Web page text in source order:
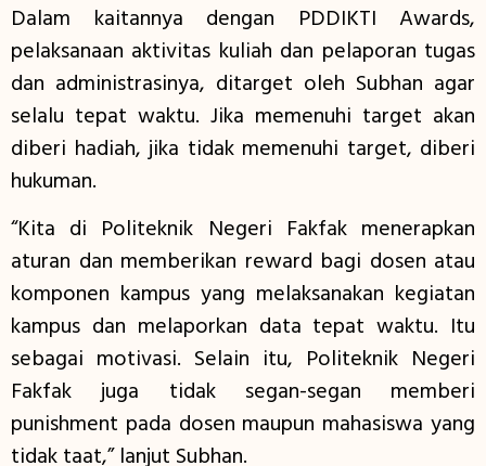
Dalam kaitannya dengan PDDIKTI Awards,
pelaksanaan aktivitas kuliah dan pelaporan tugas
dan administrasinya, ditarget oleh Subhan agar
selalu tepat waktu. Jika memenuhi target akan
diberi hadiah, jika tidak memenuhi target, diberi
hukuman.
“Kita di Politeknik Negeri Fakfak menerapkan
aturan dan memberikan reward bagi dosen atau
komponen kampus yang melaksanakan kegiatan
kampus dan melaporkan data tepat waktu. Itu
sebagai motivasi. Selain itu, Politeknik Negeri
Fakfak juga tidak segan-segan memberi
punishment pada dosen maupun mahasiswa yang
tidak taat,” lanjut Subhan.